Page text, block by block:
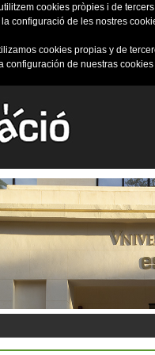
cookies pròpies i de
configuració de les nostres
cookies propias y de
configuración de nuestras cookies